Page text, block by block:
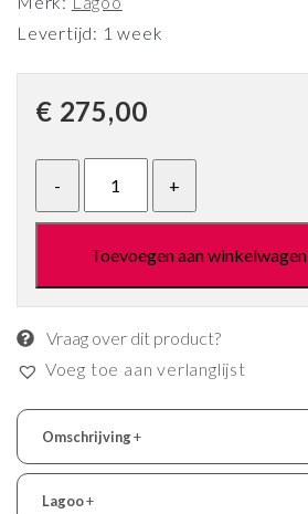
Levertijd: 1 week
€ 275,00
Toevoegen aan winkelwagen
Vraag over dit product?
Voeg toe aan verlanglijst
Omschrijving+
Lagoo+